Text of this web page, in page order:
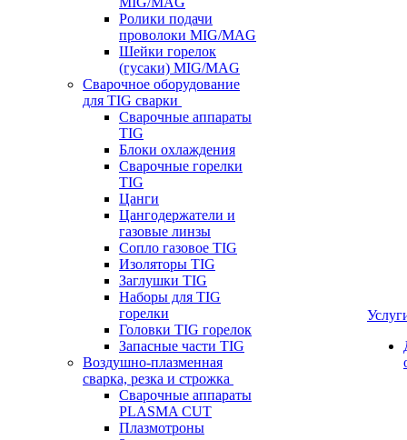
Ролики подачи
проволоки MIG/MAG
Шейки горелок
(гусаки) MIG/MAG
Сварочное оборудование
для TIG сварки
Сварочные аппараты
TIG
Блоки охлаждения
Сварочные горелки
TIG
Цанги
Цангодержатели и
газовые линзы
Сопло газовое TIG
Изоляторы TIG
Заглушки TIG
Наборы для TIG
горелки
Головки TIG горелок
Запасные части TIG
Воздушно-плазменная
сварка, резка и строжка
Сварочные аппараты
PLASMA CUT
Плазмотроны